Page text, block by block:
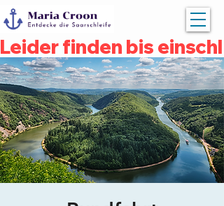
Leider finden bis